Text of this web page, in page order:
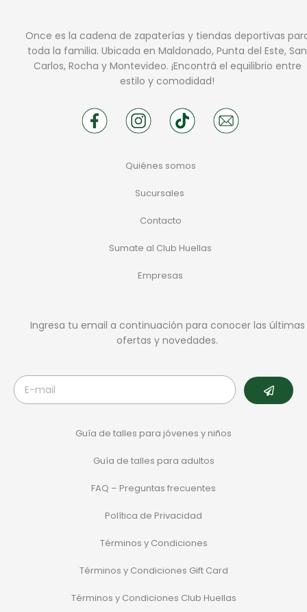
Once es la cadena de zapaterías y tiendas deportivas
toda la familia. Ubicada en Maldonado, Punta del Este, San
Carlos, Rocha y Montevideo. ¡Encontrá el equilibrio entre
estilo y comodidad!
Quiénes somos
Sucursales
Contacto
Sumate al Club Huellas
Empresas
Ingresa tu email a continuación para conocer las últimas
ofertas y novedades.
Guía de talles para jóvenes y niños
Guía de talles para adultos
FAQ – Preguntas frecuentes
Política de Privacidad
Términos y Condiciones
Términos y Condiciones Gift Card
Términos y Condiciones Club Huellas